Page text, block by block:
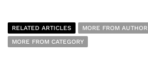
RELATED ARTICLES
MORE FROM AUTHOR
MORE FROM CATEGORY